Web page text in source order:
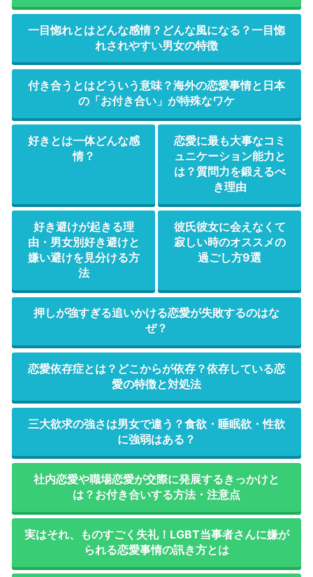
一目惚れとはどんな感情？どんな風になる？一目惚
れされやすい男女の特徴
付き合うとはどういう意味？海外の恋愛事情と日本
の「お付き合い」が特殊なワケ
好きとは一体どんな感
情？
恋愛に最も大事なコミ
ュニケーション能力と
は？質問力を鍛えるべ
き理由
好き避けが起きる理
由・男女別好き避けと
嫌い避けを見分ける方
法
彼氏彼女に会えなくて
寂しい時のオススメの
過ごし方9選
押しが強すぎる追いかける恋愛が失敗するのはな
ぜ？
恋愛依存症とは？どこからが依存？依存している恋
愛の特徴と対処法
三大欲求の強さは男女で違う？食欲・睡眠欲・性欲
に強弱はある？
社内恋愛や職場恋愛が交際に発展するきっかけと
は？お付き合いする方法・注意点
実はそれ、ものすごく失礼！LGBT当事者さんに嫌が
られる恋愛事情の訊き方とは